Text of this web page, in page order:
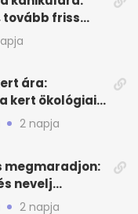
tovább friss
ára:
kert ökológiai
2 napja
megmaradjon:
nevelj
2 napja